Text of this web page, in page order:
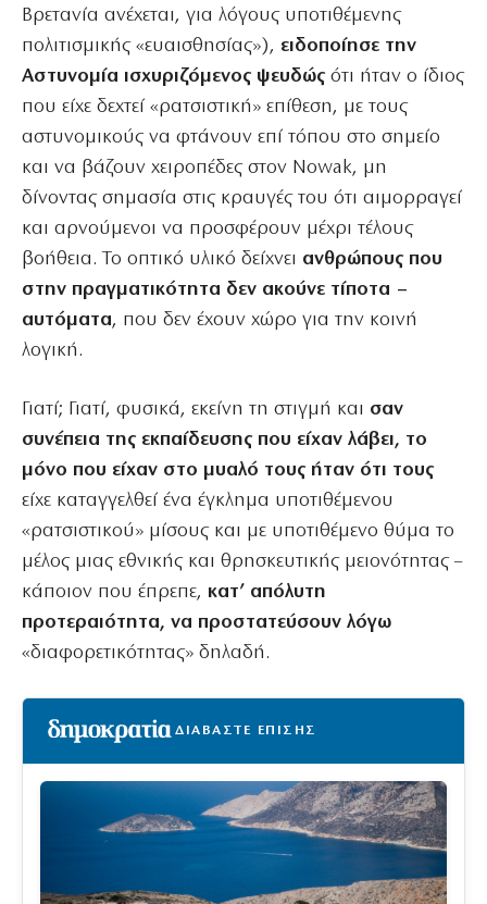
Βρετανία ανέχεται, για λόγους υποτιθέμενης
πολιτισμικής «ευαισθησίας»), ειδοποίησε την
Αστυνομία ισχυριζόμενος ψευδώς ότι ήταν ο ίδιος
που είχε δεχτεί «ρατσιστική» επίθεση, με τους
αστυνομικούς να φτάνουν επί τόπου στο σημείο
και να βάζουν χειροπέδες στον Nowak, μη
δίνοντας σημασία στις κραυγές του ότι αιμορραγεί
και αρνούμενοι να προσφέρουν μέχρι τέλους
βοήθεια. Το οπτικό υλικό δείχνει ανθρώπους που
στην πραγματικότητα δεν ακούνε τίποτα –
αυτόματα, που δεν έχουν χώρο για την κοινή
λογική.
Γιατί; Γιατί, φυσικά, εκείνη τη στιγμή και σαν
συνέπεια της εκπαίδευσης που είχαν λάβει, το
μόνο που είχαν στο μυαλό τους ήταν ότι τους
είχε καταγγελθεί ένα έγκλημα υποτιθέμενου
«ρατσιστικού» μίσους και με υποτιθέμενο θύμα το
μέλος μιας εθνικής και θρησκευτικής μειονότητας –
κάποιον που έπρεπε, κατ’ απόλυτη
προτεραιότητα, να προστατεύσουν λόγω
«διαφορετικότητας» δηλαδή.
ΔΙΑΒΑΣΤΕ ΕΠΙΣΗΣ